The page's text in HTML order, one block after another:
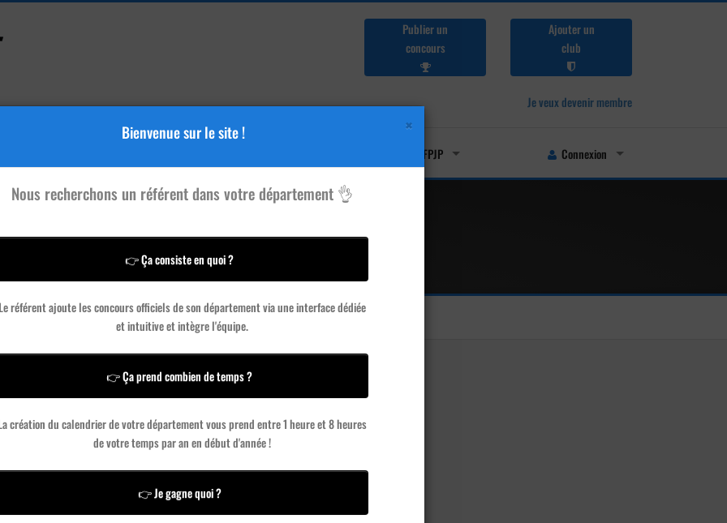
Publier un
concours
Ajouter un
club
Je veux devenir membre
Licenciés FFPJP Connexion
×
Bienvenue sur le site !
Nous recherchons un référent dans votre département 👌
👉 Ça consiste en quoi ?
Le référent ajoute les concours officiels de son département via une interface dédiée
et intuitive et intègre l'équipe.
👉 Ça prend combien de temps ?
création du calendrier de votre département vous prend entre 1 heure et 8 heures
de votre temps par an en début d'année !
👉 Je gagne quoi ?